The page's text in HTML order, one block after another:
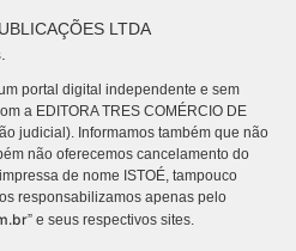
LTDA
portal digital independente e sem
a EDITORA TRES COMÉRCIO DE
judicial). Informamos também que não
não oferecemos cancelamento do
de nome ISTOÉ, tampouco
responsabilizamos apenas pelo
” e seus respectivos sites.